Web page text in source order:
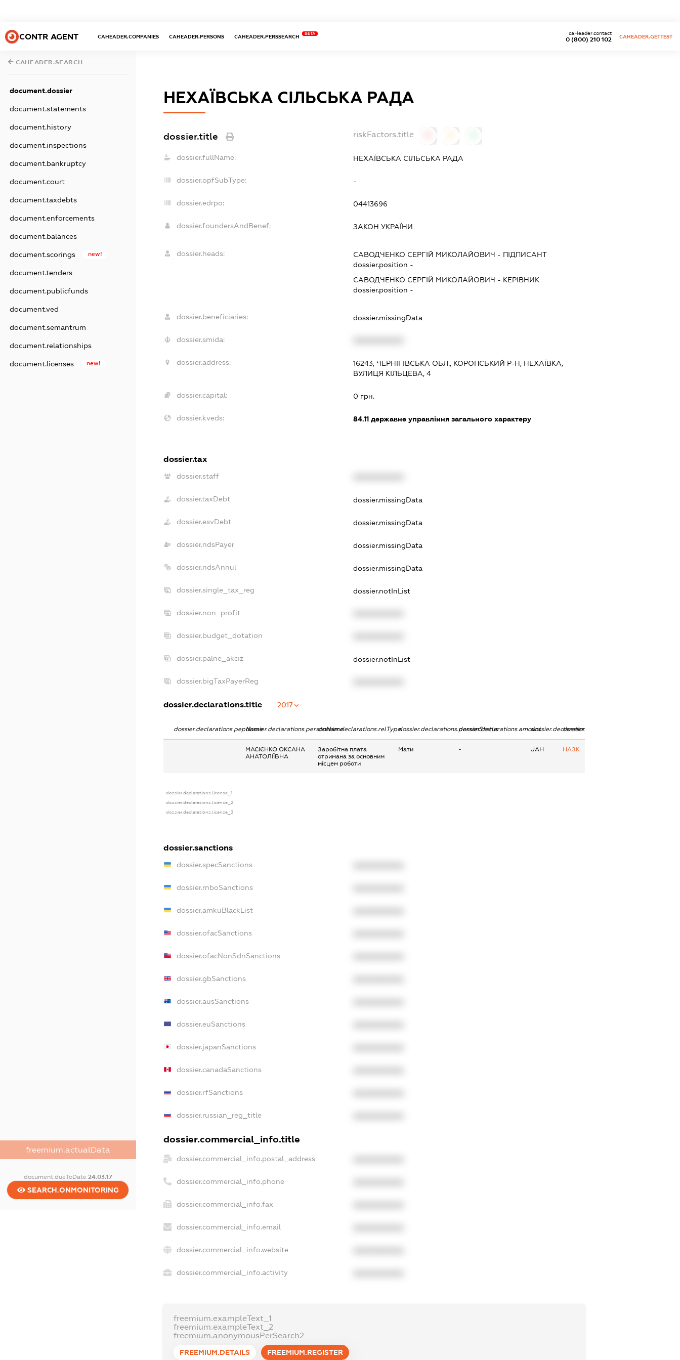
CONTR AGENT CAHEADER.COMPANIES CAHEADER.PERSONS CAHEADER.PERSSEARCH
BETA
0 (800) 210 102
caHeader.contact
CAHEADER.GETTEST
CAHEADER.SEARCH
document.dossier
document.statements
document.history
document.inspections
document.bankruptcy
document.court
document.taxdebts
document.enforcements
document.balances
document.scorings new!
document.tenders
document.publicfunds
document.ved
document.semantrum
document.relationships
document.licenses new!
freemium.actualData
document.dueToDate 24.03.17
SEARCH.ONMONITORING
НЕХАЇВСЬКА СІЛЬСЬКА РАДА
dossier.title riskFactors.title
dossier.fullName: НЕХАЇВСЬКА СІЛЬСЬКА РАДА
dossier.opfSubType: -
dossier.edrpo: 04413696
dossier.foundersAndBenef: ЗАКОН УКРАЇНИ
dossier.heads: САВОДЧЕНКО СЕРГІЙ МИКОЛАЙОВИЧ - ПІДПИСАНТ
dossier.position -
САВОДЧЕНКО СЕРГІЙ МИКОЛАЙОВИЧ - КЕРІВНИК
dossier.position -
dossier.beneficiaries: dossier.missingData
dossier.smida:
dossier.address:
16243, ЧЕРНІГІВСЬКА ОБЛ., КОРОПСЬКИЙ Р-Н, НЕХАЇВКА,
ВУЛИЦЯ КІЛЬЦЕВА, 4
dossier.capital: 0 грн.
dossier.kveds: 84.11державне управління загального характеру
dossier.tax
dossier.staff
dossier.taxDebt dossier.missingData
dossier.esvDebt dossier.missingData
dossier.ndsPayer dossier.missingData
dossier.ndsAnnul dossier.missingData
dossier.single_tax_reg dossier.notInList
dossier.non_profit
dossier.budget_dotation
dossier.palne_akciz dossier.notInList
dossier.bigTaxPayerReg
dossier.declarations.title 2017
dossier.declarations.pepNamedossier.declarations.personNamedossier.declarations.relTypedossier.declarations.personStatusdossier.declarations.amountdossier.declarations.currency
dossier.declarations.source
МАСІЄНКО ОКСАНА
АНАТОЛІЇВНА
Заробітна плата
отримана за основним
місцем роботи
Мати - UAH НАЗК
dossier.declarations.license_1
dossier.declarations.license_2
dossier.declarations.license_3
dossier.sanctions
dossier.specSanctions
dossier.rnboSanctions
dossier.amkuBlackList
dossier.ofacSanctions
dossier.ofacNonSdnSanctions
dossier.gbSanctions
dossier.ausSanctions
dossier.euSanctions
dossier.japanSanctions
dossier.canadaSanctions
dossier.rfSanctions
dossier.russian_reg_title
dossier.commercial_info.title
dossier.commercial_info.postal_address
dossier.commercial_info.phone
dossier.commercial_info.fax
dossier.commercial_info.email
dossier.commercial_info.website
dossier.commercial_info.activity
freemium.exampleText_1
freemium.exampleText_2
freemium.anonymousPerSearch2
FREEMIUM.DETAILS FREEMIUM.REGISTER